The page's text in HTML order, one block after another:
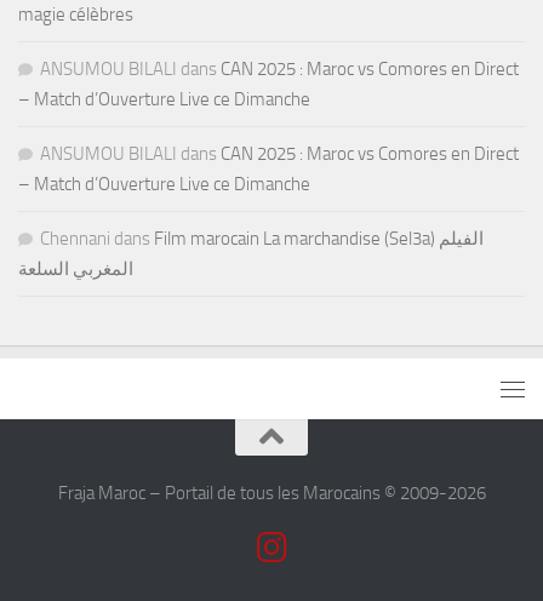
magie célèbres
ANSUMOU BILALI dans CAN 2025 : Maroc vs Comores en Direct
– Match d’Ouverture Live ce Dimanche
ANSUMOU BILALI dans CAN 2025 : Maroc vs Comores en Direct
– Match d’Ouverture Live ce Dimanche
Chennani dans Film marocain La marchandise (Sel3a) الفيلم
المغربي السلعة
Fraja Maroc – Portail de tous les Marocains © 2009-2026